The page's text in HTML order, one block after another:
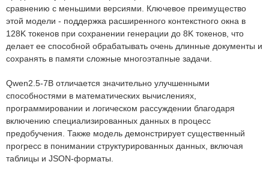
сравнению с меньшими версиями. Ключевое преимущество
этой модели - поддержка расширенного контекстного окна в
128K токенов при сохранении генерации до 8K токенов, что
делает ее способной обрабатывать очень длинные документы и
сохранять в памяти сложные многоэтапные задачи.
Qwen2.5-7B отличается значительно улучшенными
способностями в математических вычислениях,
программировании и логическом рассуждении благодаря
включению специализированных данных в процесс
предобучения. Также модель демонстрирует существенный
прогресс в понимании структурированных данных, включая
таблицы и JSON-форматы.